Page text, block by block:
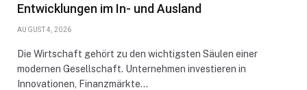
Entwicklungen im In- und Ausland
AUGUST 4, 2026
Die Wirtschaft gehört zu den wichtigsten Säulen einer
modernen Gesellschaft. Unternehmen investieren in
Innovationen, Finanzmärkte…